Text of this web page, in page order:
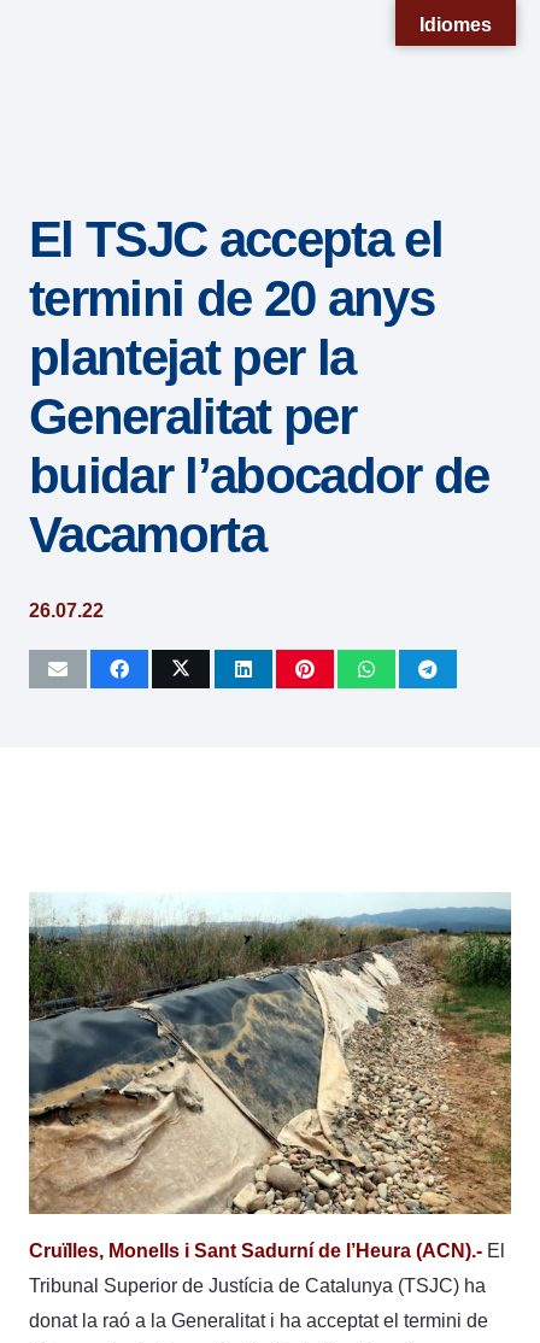
sistema
accesibilidad.
El TSJC accepta el
termini de 20 anys
plantejat per la
Generalitat per
buidar l’abocador de
Vacamorta
26.07.22
Cruïlles, Monells i Sant Sadurní de l’Heura (ACN).- El
Tribunal Superior de Justícia de Catalunya (TSJC) ha
donat la raó a la Generalitat i ha acceptat el termini de
Idiomes